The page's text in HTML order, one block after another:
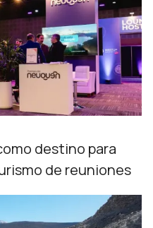
destino para
de reuniones